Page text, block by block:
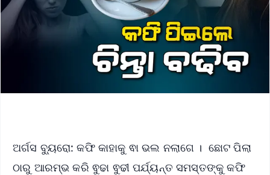
ଅର୍ଗସ ବ୍ୟୁରୋ: କଫି କାହାକୁ ଵା ଭଲ ନଲାଗେ । ଛୋଟ ପିଲା
ଠାରୁ ଆରମ୍ଭ କରି ଵୁଢା ଵୁଢୀ ପର୍ଯ୍ୟନ୍ତ ସମସ୍ତଙ୍କୁ କଫି